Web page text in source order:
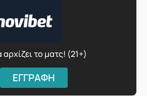
το ματς! (21+)
ΕΓΓΡΑΦΗ